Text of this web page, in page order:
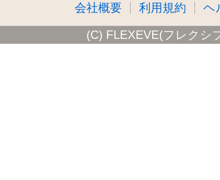
会社概要 利用規約 ヘ
(C) FLEXEVE(フレクシ